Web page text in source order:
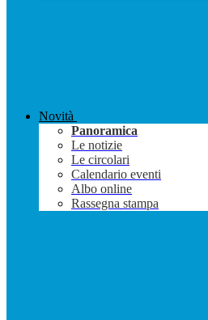
Novità
Panoramica
Le notizie
Le circolari
Calendario eventi
Albo online
Rassegna stampa